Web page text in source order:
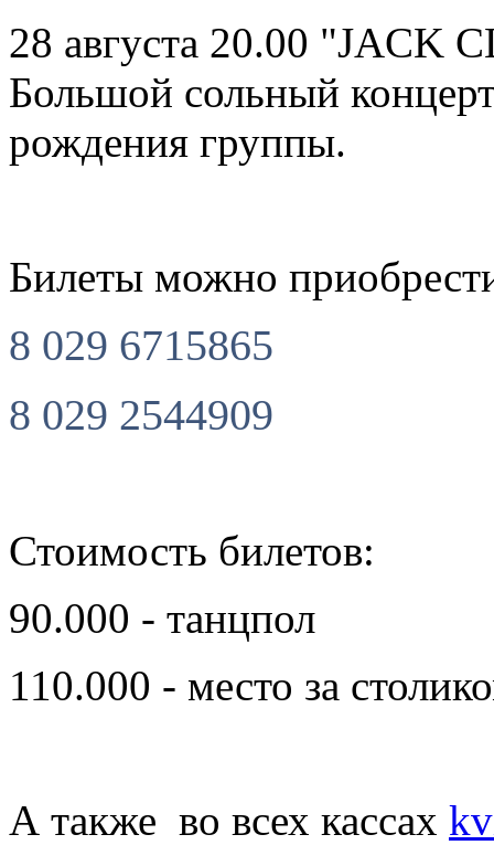
28 августа 20.00 "JACK
Большой сольный
рождения группы.
Билеты можно
8 029 6715865
8 029 2544909
Стоимость билетов:
90.000 - танцпол
110.000 - место за
А также во всех кассах